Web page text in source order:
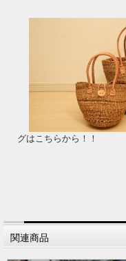
グはこちらから！！
関連商品